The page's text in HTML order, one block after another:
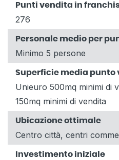
Punti vendita in
276
Personale medio per
Minimo 5 persone
Superficie media punto
Unieuro 500mq minimi di
150mq minimi di vendita
Ubicazione ottimale
Centro città, centri
Investimento iniziale